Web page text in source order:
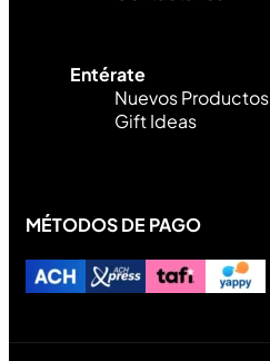
Entérate
Nuevos Productos
Gift Ideas
MÉTODOS DE PAGO